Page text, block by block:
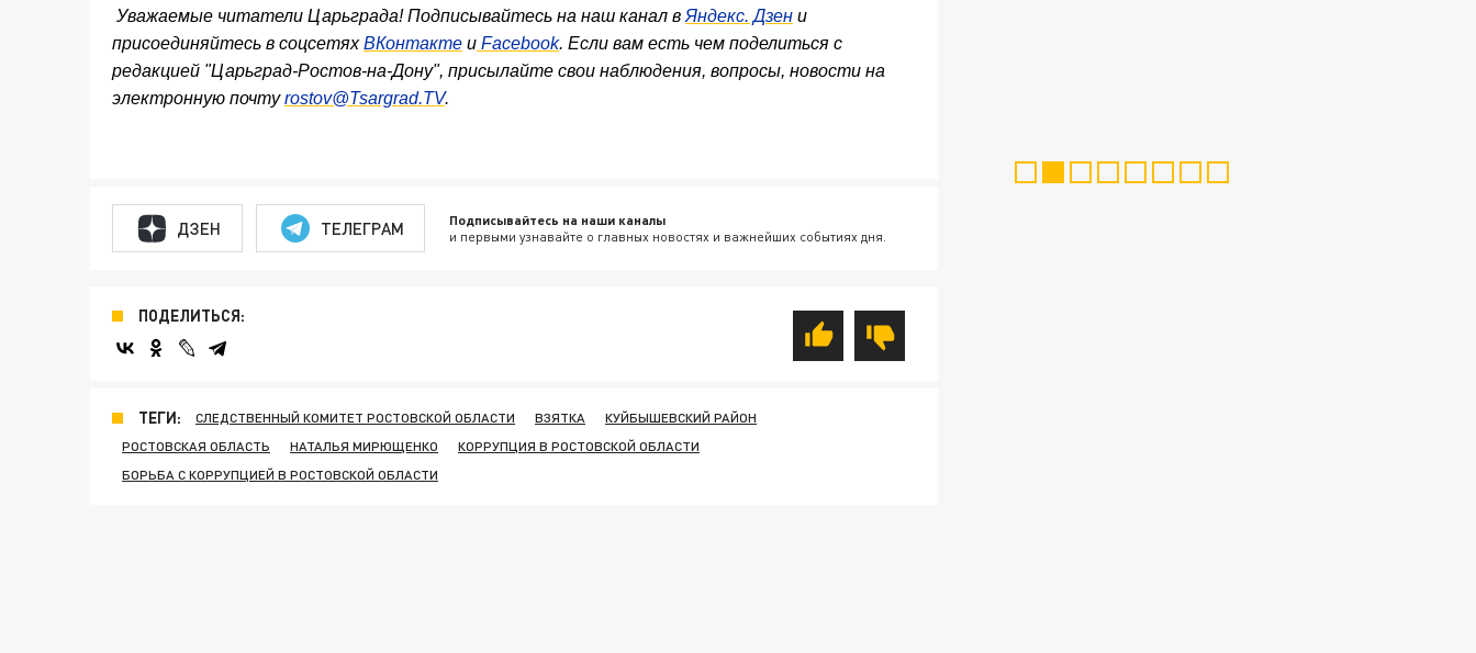
Уважаемые читатели Царьграда! Подписывайтесь на наш канал в Яндекс. Дзен и
присоединяйтесь в соцсетяхВКонтакте и Facebook. Если вам есть чем поделиться с
редакцией "Царьград-Ростов-на-Дону", присылайте свои наблюдения, вопросы, новости на
электронную почтуrostov@Tsargrad.TV.
ДЗЕН ТЕЛЕГРАМ Подписывайтесь на наши каналы
и первыми узнавайте о главных новостях и важнейших событиях дня.
ПОДЕЛИТЬСЯ:
ТЕГИ: СЛЕДСТВЕННЫЙ КОМИТЕТ РОСТОВСКОЙ ОБЛАСТИ ВЗЯТКА
КУЙБЫШЕВСКИЙ РАЙОН
РОСТОВСКАЯ ОБЛАСТЬ
НАТАЛЬЯ МИРЮЩЕНКО
КОРРУПЦИЯ В РОСТОВСКОЙ ОБЛАСТИ
БОРЬБА С КОРРУПЦИЕЙ В РОСТОВСКОЙ ОБЛАСТИ